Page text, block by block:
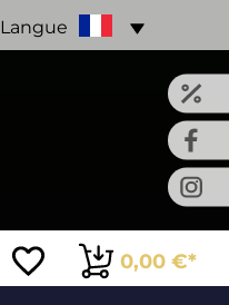
Langue
0,00 €*